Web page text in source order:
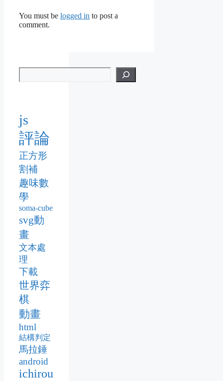
You must be logged in to post a
comment.
js
評論
正方形
割補
趣味數
學
soma-cube
svg動
畫
文本處
理
下載
世界弈
棋
動畫
html
結構判定
馬拉錘
android
ichirou